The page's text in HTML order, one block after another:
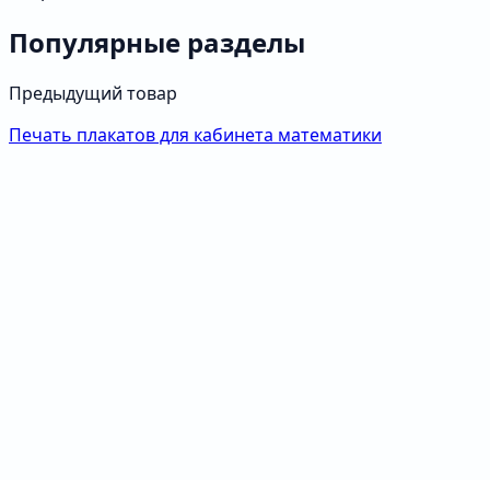
Популярные разделы
Предыдущий товар
Печать плакатов для кабинета математики